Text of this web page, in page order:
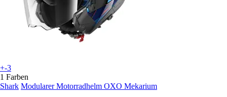
+-3
1 Farben
Shark Modularer Motorradhelm OXO Mekarium